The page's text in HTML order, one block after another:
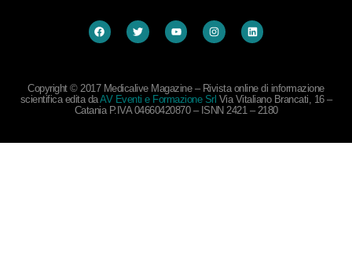
Copyright © 2017 Medicalive Magazine – Rivista online di informazione
scientifica edita daAV Eventi e Formazione Srl Via Vitaliano Brancati, 16 –
Catania P.IVA 04660420870 – ISNN 2421 – 2180